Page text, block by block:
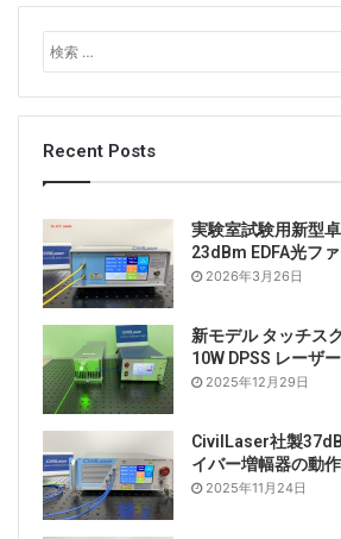
用した、線幅0.3nmの913.9nmロッ
ーが18W、変調周波数が130kHzの
出力の質量で、最高6.7Wの532nm緑
と52nsで、実験結果は全体の光 – 光
な808nmポンピング法と比較するこ
この方法はレーザの熱効果を効果的
を改善できることを示した。 出力レ
2. 実験装置
図1に示す実験装置は、最大出力電力
の914nm波長ロックファイバ結合半
Recent Posts
実験室試験用新型
23dBm EDFA光フ
2026年3月26日
新モデル タッチス
10W DPSS レーザー
2025年12月29日
CivilLaser社製
イバー増幅器の動
2025年11月24日